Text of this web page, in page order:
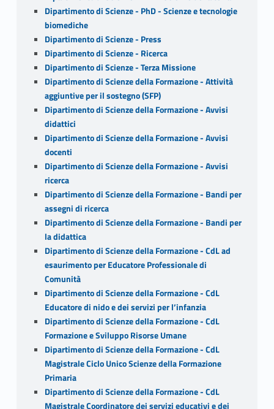
Dipartimento di Scienze - PhD - Scienze e tecnologie
biomediche
Dipartimento di Scienze - Press
Dipartimento di Scienze - Ricerca
Dipartimento di Scienze - Terza Missione
Dipartimento di Scienze della Formazione - Attività
aggiuntive per il sostegno (SFP)
Dipartimento di Scienze della Formazione - Avvisi
didattici
Dipartimento di Scienze della Formazione - Avvisi
docenti
Dipartimento di Scienze della Formazione - Avvisi
ricerca
Dipartimento di Scienze della Formazione - Bandi per
assegni di ricerca
Dipartimento di Scienze della Formazione - Bandi per
la didattica
Dipartimento di Scienze della Formazione - CdL ad
esaurimento per Educatore Professionale di
Comunità
Dipartimento di Scienze della Formazione - CdL
Educatore di nido e dei servizi per l’infanzia
Dipartimento di Scienze della Formazione - CdL
Formazione e Sviluppo Risorse Umane
Dipartimento di Scienze della Formazione - CdL
Magistrale Ciclo Unico Scienze della Formazione
Primaria
Dipartimento di Scienze della Formazione - CdL
Magistrale Coordinatore dei servizi educativi e dei